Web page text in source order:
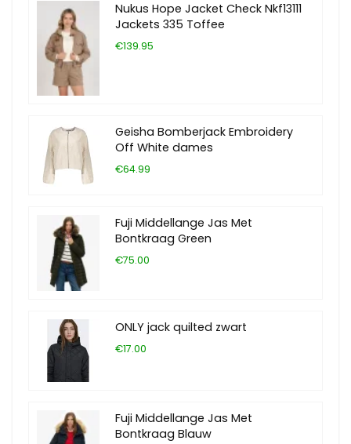
Nukus Hope Jacket Check Nkf13111
Jackets 335 Toffee
€139.95
Geisha Bomberjack Embroidery
Off White dames
€64.99
Fuji Middellange Jas Met
Bontkraag Green
€75.00
ONLY jack quilted zwart
€17.00
Fuji Middellange Jas Met
Bontkraag Blauw